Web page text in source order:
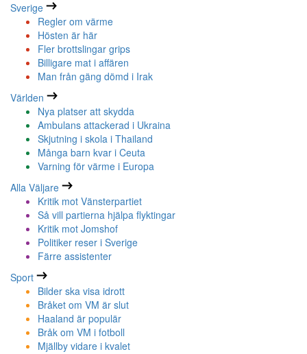
Sverige
Regler om värme
Hösten är här
Fler brottslingar grips
Billigare mat i affären
Man från gäng dömd i Irak
Världen
Nya platser att skydda
Ambulans attackerad i Ukraina
Skjutning i skola i Thailand
Många barn kvar i Ceuta
Varning för värme i Europa
Alla Väljare
Kritik mot Vänsterpartiet
Så vill partierna hjälpa flyktingar
Kritik mot Jomshof
Politiker reser i Sverige
Färre assistenter
Sport
Bilder ska visa idrott
Bråket om VM är slut
Haaland är populär
Bråk om VM i fotboll
Mjällby vidare i kvalet